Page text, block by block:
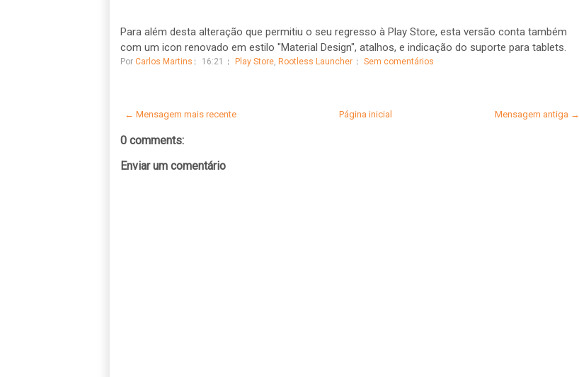
Para além desta alteração que permitiu o seu regresso à Play Store, esta versão conta também
com um icon renovado em estilo "Material Design", atalhos, e indicação do suporte para tablets.
Por Carlos Martins 16:21 Play Store, Rootless Launcher Sem comentários
← Mensagem mais recente Mensagem antiga →
Página inicial
0 comments:
Enviar um comentário